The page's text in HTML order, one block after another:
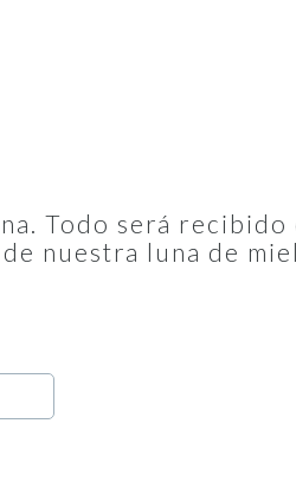
Todo será recibido
nuestra luna de